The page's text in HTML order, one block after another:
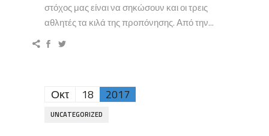
στόχος μας είναι να σηκώσουν και οι τρεις
αθλητές τα κιλά της προπόνησης. Από την...
Οκτ 18 2017
UNCATEGORIZED